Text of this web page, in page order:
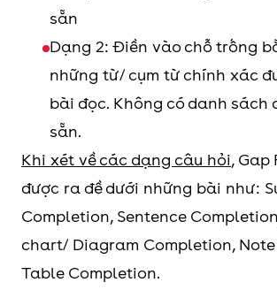
sẵn
Dạng 2: Điền vào chỗ trống
những từ/ cụm từ chính xác
bài đọc. Không có danh sách
sẵn.
Khi xét về các dạng câu hỏi, Gap
được ra đề dưới những bài như:
Completion, Sentence
chart/ Diagram Completion,
Table Completion.